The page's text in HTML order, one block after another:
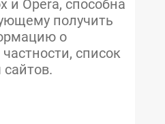
и Opera, способна
получить
о
список